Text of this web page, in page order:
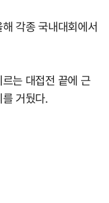
각종 국내대회에서
는 대접전 끝에 근
거뒀다.